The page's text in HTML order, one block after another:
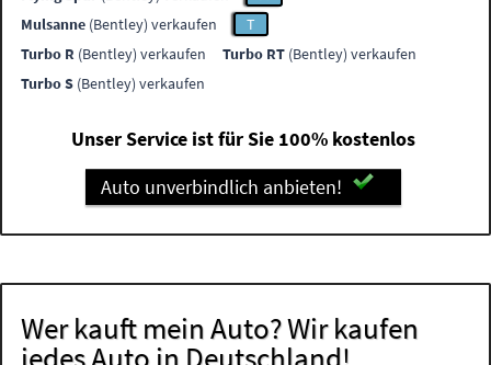
Mulsanne (Bentley) verkaufen
T
Turbo R (Bentley) verkaufen Turbo RT (Bentley) verkaufen
Turbo S (Bentley) verkaufen
Unser Service ist für Sie 100% kostenlos
Auto unverbindlich anbieten!
Wer kauft mein Auto? Wir kaufen